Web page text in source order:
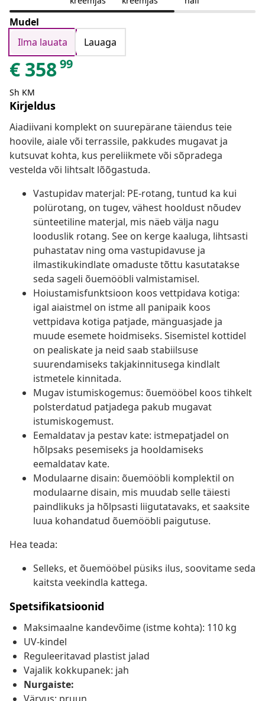
Mudel
Ilma lauata
Lauaga
€ 35899
Sh KM
Kirjeldus
Aiadiivani komplekt on suurepärane täiendus teie
hoovile, aiale või terrassile, pakkudes mugavat ja
kutsuvat kohta, kus pereliikmete või sõpradega
vestelda või lihtsalt lõõgastuda.
Vastupidav materjal: PE-rotang, tuntud ka kui
polürotang, on tugev, vähest hooldust nõudev
sünteetiline materjal, mis näeb välja nagu
looduslik rotang. See on kerge kaaluga, lihtsasti
puhastatav ning oma vastupidavuse ja
ilmastikukindlate omaduste tõttu kasutatakse
seda sageli õuemööbli valmistamisel.
Hoiustamisfunktsioon koos vettpidava kotiga:
igal aiaistmel on istme all panipaik koos
vettpidava kotiga patjade, mänguasjade ja
muude esemete hoidmiseks. Sisemistel kottidel
on pealiskate ja neid saab stabiilsuse
suurendamiseks takjakinnitusega kindlalt
istmetele kinnitada.
Mugav istumiskogemus: õuemööbel koos tihkelt
polsterdatud patjadega pakub mugavat
istumiskogemust.
Eemaldatav ja pestav kate: istmepatjadel on
hõlpsaks pesemiseks ja hooldamiseks
eemaldatav kate.
Modulaarne disain: õuemööbli komplektil on
modulaarne disain, mis muudab selle täiesti
paindlikuks ja hõlpsasti liigutatavaks, et saaksite
luua kohandatud õuemööbli paigutuse.
Hea teada:
Selleks, et õuemööbel püsiks ilus, soovitame seda
kaitsta veekindla kattega.
Spetsifikatsioonid
Maksimaalne kandevõime (istme kohta): 110 kg
UV-kindel
Reguleeritavad plastist jalad
Vajalik kokkupanek: jah
Nurgaiste: